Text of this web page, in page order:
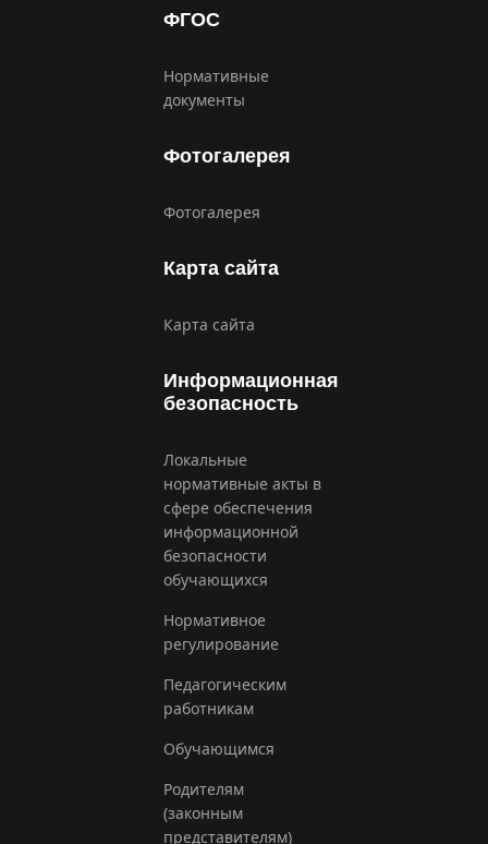
ФГОС
Нормативные
документы
Фотогалерея
Фотогалерея
Карта сайта
Карта сайта
Информационная
безопасность
Локальные
нормативные акты в
сфере обеспечения
информационной
безопасности
обучающихся
Нормативное
регулирование
Педагогическим
работникам
Обучающимся
Родителям
(законным
представителям)